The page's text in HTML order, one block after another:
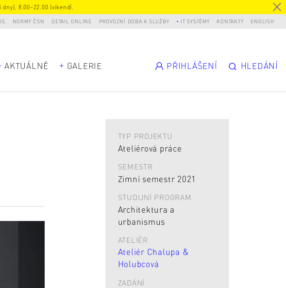
8.00–22.00 (víkend).
NORMY ČSN DETAIL ONLINE PROVOZNÍ DOBA A SLUŽBY IT SYSTÉMY KONTAKTY ENGLISH
AKTUÁLNĚ GALERIE PŘIHLÁŠENÍ HLEDÁNÍ
TYP PROJEKTU
Ateliérová práce
SEMESTR
Zimní semestr 2021
STUDIJNÍ PROGRAM
Architektura a
urbanismus
ATELIÉR
Ateliér Chalupa &
Holubcová
ZADÁNÍ